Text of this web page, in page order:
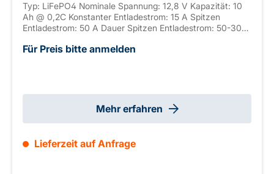
Typ: LiFePO4 Nominale Spannung: 12,8 V Kapazität: 10
Ah @ 0,2C Konstanter Entladestrom: 15 A Spitzen
Entladestrom: 50 A Dauer Spitzen Entladestrom: 50-300
verschaltbar: / Parallel verschaltbar: max. 4 Abmaße: 151
Für Preis bitte anmelden
Mehr erfahren
Lieferzeit auf Anfrage